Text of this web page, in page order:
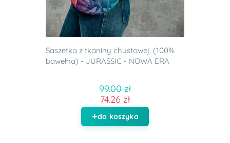
Saszetka z tkaniny chustowej, (100%
bawełna) - JURASSIC - NOWA ERA
99.00 zł
74.26 zł
do koszyka